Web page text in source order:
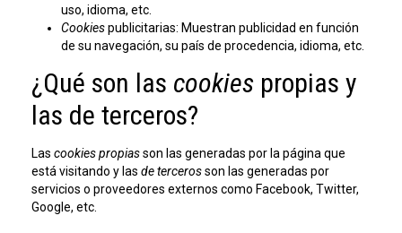
uso, idioma, etc.
Cookiespublicitarias: Muestran publicidad en función
de su navegación, su país de procedencia, idioma, etc.
¿Qué son las cookies propias y
las de terceros?
Las cookies propiasson las generadas por la página que
está visitando y las de tercerosson las generadas por
servicios o proveedores externos como Facebook, Twitter,
Google, etc.